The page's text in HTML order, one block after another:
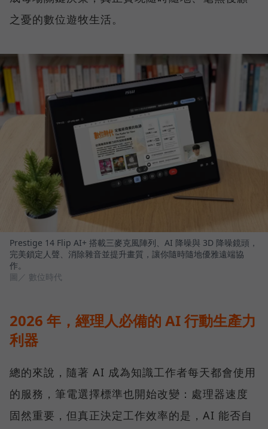
之憂的數位遊牧生活。
Prestige 14 Flip AI+ 搭載三麥克風陣列、AI 降噪與 3D 降噪鏡頭，
完美鎖定人聲、消除雜音並提升畫質，讓你隨時隨地優雅遠端協
作。
圖／ 數位時代
2026 年，經理人必備的 AI 行動生產力
利器
總的來說，隨著 AI 成為知識工作者每天都會使用
的服務，筆電選擇標準也開始改變：處理器速度
固然重要，但真正決定工作效率的是，AI 能否自